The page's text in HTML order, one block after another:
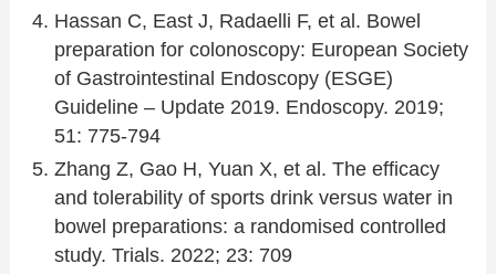
Hassan C, East J, Radaelli F, et al. Bowel
preparation for colonoscopy: European Society
of Gastrointestinal Endoscopy (ESGE)
Guideline – Update 2019. Endoscopy. 2019;
51: 775-794
Zhang Z, Gao H, Yuan X, et al. The efficacy
and tolerability of sports drink versus water in
bowel preparations: a randomised controlled
study. Trials. 2022; 23: 709